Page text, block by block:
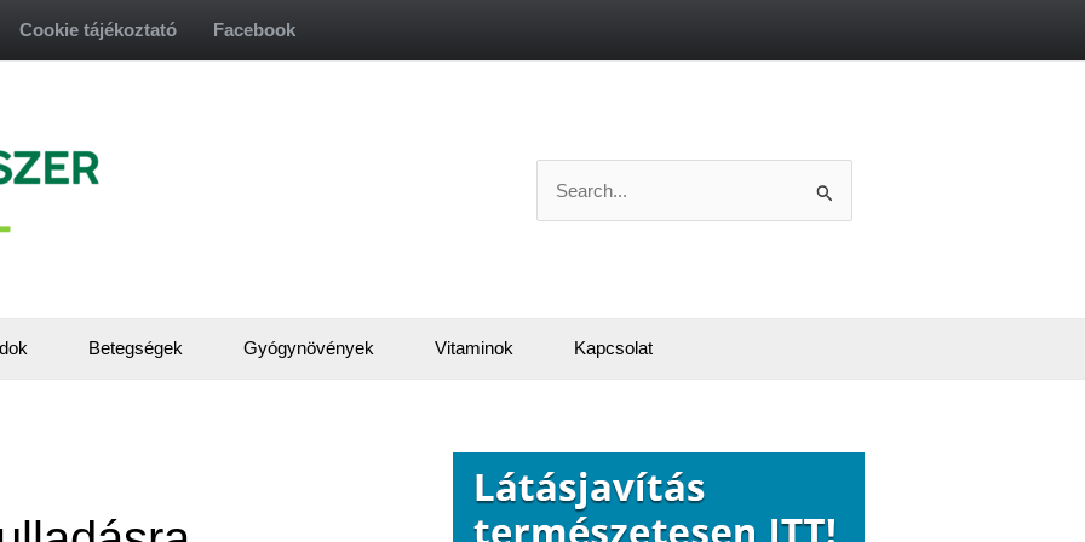
Cookie tájékoztató Facebook
for:
Betegségek Gyógynövények Vitaminok Kapcsolat